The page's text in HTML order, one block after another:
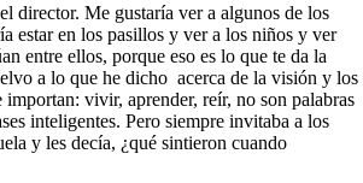
director. Me gustaría ver a algunos de los
estar en los pasillos y ver a los niños y ver
entre ellos, porque eso es lo que te da la
a lo que he dicho acerca de la visión y los
importan: vivir, aprender, reír, no son palabras
inteligentes. Pero siempre invitaba a los
y les decía, ¿qué sintieron cuando